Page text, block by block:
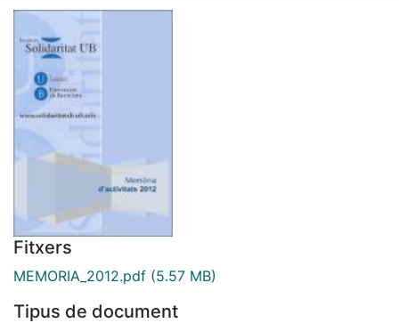
Fitxers
MEMORIA_2012.pdf (5.57 MB)
Tipus de document